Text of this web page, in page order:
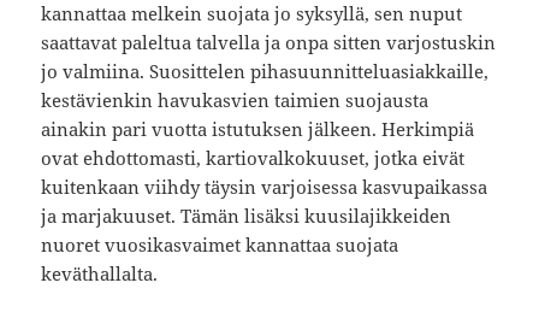
kannattaa melkein suojata jo syksyllä, sen nuput
saattavat paleltua talvella ja onpa sitten varjostuskin
jo valmiina. Suosittelen pihasuunnitteluasiakkaille,
kestävienkin havukasvien taimien suojausta
ainakin pari vuotta istutuksen jälkeen. Herkimpiä
ovat ehdottomasti, kartiovalkokuuset, jotka eivät
kuitenkaan viihdy täysin varjoisessa kasvupaikassa
ja marjakuuset. Tämän lisäksi kuusilajikkeiden
nuoret vuosikasvaimet kannattaa suojata
keväthallalta.